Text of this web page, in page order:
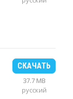
СКАЧАТЬ
37.7 MB
русский